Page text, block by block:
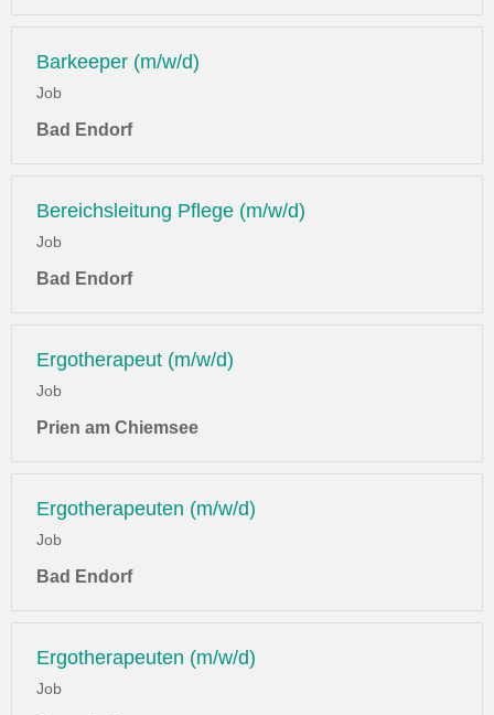
Barkeeper (m/w/d)
Job
Bad Endorf
Bereichsleitung Pflege (m/w/d)
Job
Bad Endorf
Ergotherapeut (m/w/d)
Job
Prien am Chiemsee
Ergotherapeuten (m/w/d)
Job
Bad Endorf
Ergotherapeuten (m/w/d)
Job